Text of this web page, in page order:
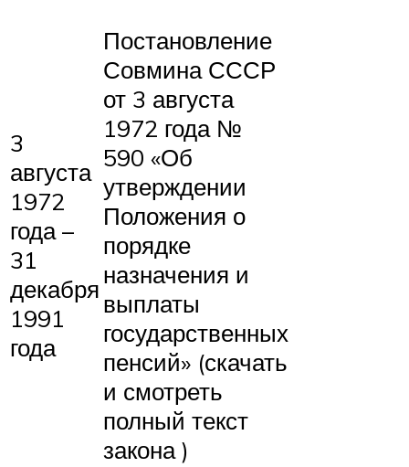
3
августа
1972
года –
31
декабря
1991
года
Постановление
Совмина СССР
от 3 августа
1972 года №
590 «Об
утверждении
Положения о
порядке
назначения и
выплаты
государственных
пенсий» (скачать
и смотреть
полный текст
закона )